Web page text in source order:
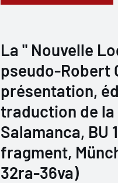
La " Nouvelle
pseudo-Robert
présentation,
traduction de la
Salamanca, BU
fragment,
32ra-36va)